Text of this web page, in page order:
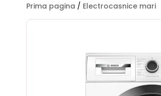
Prima pagina / Electrocasnice mari